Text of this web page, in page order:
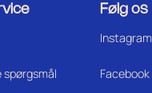
Følg os
Instagram
Facebook